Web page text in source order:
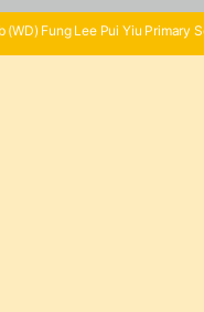
(WD) Fung Lee Pui Yiu Primary